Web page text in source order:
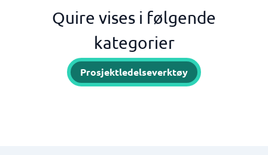
Quire vises i følgende
kategorier
Prosjektledelseverktøy